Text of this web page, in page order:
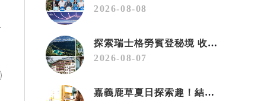
2026-08-08
探索瑞士格勞賓登秘境 收藏六種阿爾卑斯夏日療癒之旅
2026-08-07
嘉義鹿草夏日探索趣！結合科學、農場與自然的親子小旅行